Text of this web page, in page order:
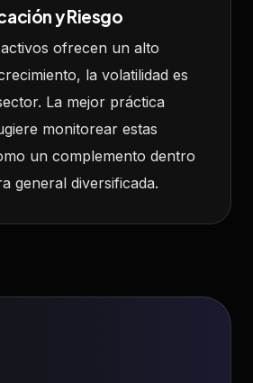
y Riesgo
ofrecen un alto
la volatilidad es
La mejor práctica
monitorear estas
un complemento dentro
general diversificada.